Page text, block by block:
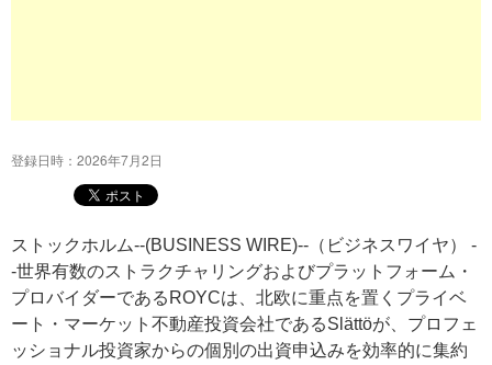
登録日時：2026年7月2日
ストックホルム--(BUSINESS WIRE)--（ビジネスワイヤ） -
-世界有数のストラクチャリングおよびプラットフォーム・
プロバイダーであるROYCは、北欧に重点を置くプライベ
ート・マーケット不動産投資会社であるSlättöが、プロフェ
ッショナル投資家からの個別の出資申込みを効率的に集約